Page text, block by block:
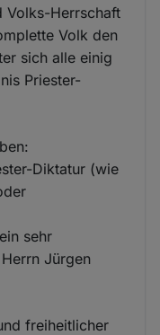
Volks-Herrschaft
Volk den
sich alle einig
Priester-
Diktatur (wie
sehr
Jürgen
freiheitlicher